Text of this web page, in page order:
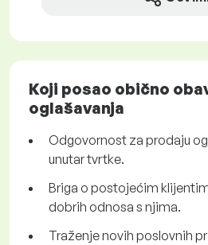
Koji posao obično
oglašavanja
Odgovornost za prodaju
unutar tvrtke.
Briga o postojećim
dobrih odnosa s njima.
Traženje novih poslovnih